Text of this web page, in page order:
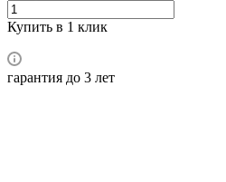
Купить в 1 клик
гарантия до 3 лет